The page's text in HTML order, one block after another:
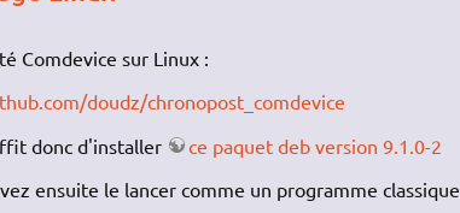
Comdevice sur Linux :
doudz/chronopost_comdevice
donc d'installer
ce paquet deb version 9.1.0-2
ensuite le lancer comme un programme classique.